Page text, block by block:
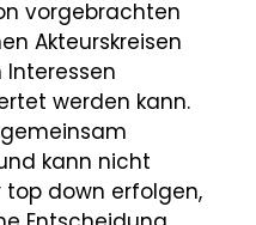
vorgebrachten
Akteurskreisen
werden kann.
kann nicht
down erfolgen,